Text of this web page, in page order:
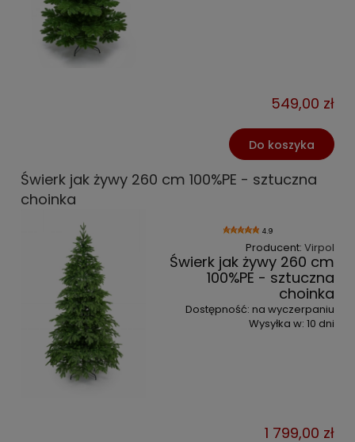
549,00 zł
Do koszyka
Świerk jak żywy 260 cm 100%PE - sztuczna
choinka
4.9
Producent: Virpol
Świerk jak żywy 260 cm
100%PE - sztuczna
choinka
Dostępność: na wyczerpaniu
Wysyłka w: 10 dni
1 799,00 zł